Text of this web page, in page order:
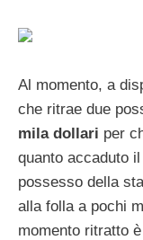
Al momento, a
che ritrae due
mila dollari per
quanto accaduto
possesso della
alla folla a pochi
momento ritratto